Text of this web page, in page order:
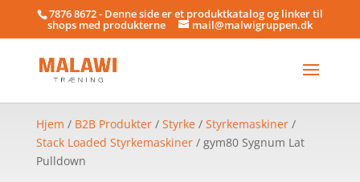
7876 8672 - Denne side er et produktkatalog og linker til
shops med produkterne mail@malwigruppen.dk
Hjem / B2B Produkter/ Styrke/ Styrkemaskiner/
Stack Loaded Styrkemaskiner/ gym80 Sygnum Lat
Pulldown